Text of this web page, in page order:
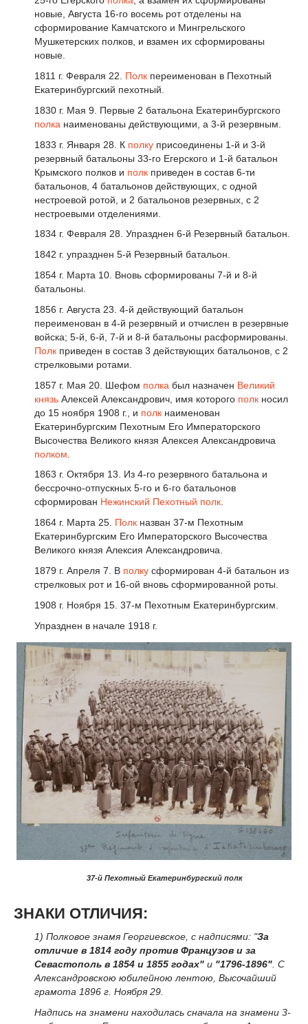
новые, Августа 16-го восемь рот отделены на
сформирование Камчатского и Мингрельского
Мушкетерских полков, и взамен их сформированы
новые.
1811 г. Февраля 22. Полк переименован в Пехотный
Екатеринбургский пехотный.
1830 г. Мая 9. Первые 2 батальона Екатеринбургского
полка наименованы действующими, а 3-й резервным.
1833 г. Января 28. К полку присоединены 1-й и 3-й
резервный батальоны 33-го Егерского и 1-й батальон
Крымского полков и полк приведен в состав 6-ти
батальонов, 4 батальонов действующих, с одной
нестроевой ротой, и 2 батальонов резервных, с 2
нестроевыми отделениями.
1834 г. Февраля 28. Упразднен 6-й Резервный батальон.
1842 г. упразднен 5-й Резервный батальон.
1854 г. Марта 10. Вновь сформированы 7-й и 8-й
батальоны.
1856 г. Августа 23. 4-й действующий батальон
переименован в 4-й резервный и отчислен в резервные
войска; 5-й, 6-й, 7-й и 8-й батальоны расформированы.
Полк приведен в состав 3 действующих батальонов, с 2
стрелковыми ротами.
1857 г. Мая 20. Шефом полка был назначен Великий
князь Алексей Александрович, имя которого полк носил
до 15 ноября 1908 г., и полк наименован
Екатеринбургским Пехотным Его Императорского
Высочества Великого князя Алексея Александровича
полком
1863 г. Октября 13. Из 4-го резервного батальона и
бессрочно-отпускных 5-го и 6-го батальонов
сформирован Нежинский Пехотный полк.
1864 г. Марта 25. Полк назван 37-м Пехотным
Екатеринбургским Его Императорского Высочества
Великого князя Алексия Александровича.
1879 г. Апреля 7. В полку сформирован 4-й батальон из
стрелковых рот и 16-ой вновь сформированной роты.
1908 г. Ноября 15. 37-м Пехотным Екатеринбургским.
Упразднен в начале 1918 г.
37-й Пехотный Екатеринбургский полк
ЗНАКИ ОТЛИЧИЯ:
1) Полковое знамя Георгиевское, с надписями: "За
отличие в 1814 году против Французов и за
Севастополь в 1854 и 1855 годах" и "1796-1896" . С
Александровскою юбилейною лентою, Высочайший
грамота 1896 г. Ноября 29.
Надпись на знамени находилась сначала на знамени 3-